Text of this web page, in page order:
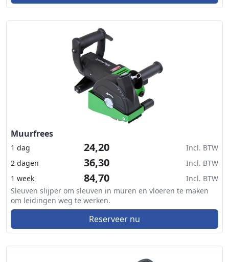
Muurfrees
1 dag 24,20
Incl. BTW
2 dagen
36,30
Incl. BTW
1 week
84,70
Incl. BTW
Sleuven slijper om sleuven in muren en vloeren te maken
om leidingen weg te werken.
Reserveer nu